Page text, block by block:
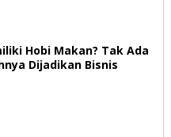
Hobi Makan? Tak Ada
Dijadikan Bisnis